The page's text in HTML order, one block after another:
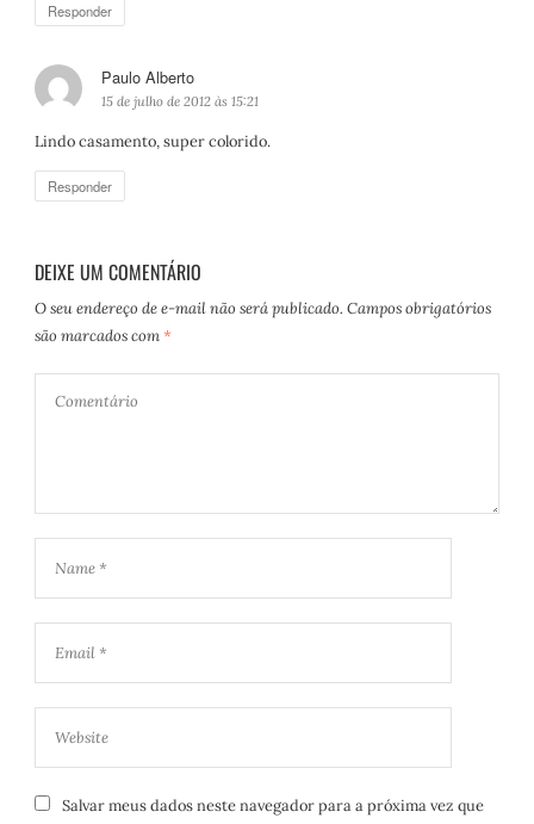
Responder
Paulo Alberto
i
s
15 de julho de 2012 às 15:21
Lindo casamento, super colorido.
Responder
DEIXE UM COMENTÁRIO
O seu endereço de e-mail não será publicado. Campos obrigatórios
são marcados com *
Salvar meus dados neste navegador para a próxima vez que